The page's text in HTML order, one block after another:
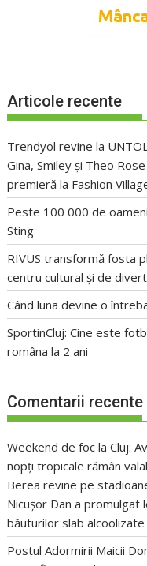
Articole recente
Trendyol revine la
Gina, Smiley și Theo
premieră la Fashion
Peste 100 000 de
Sting
RIVUS transformă fosta
centru cultural și de
Când luna devine o
SportinCluj: Cine este
româna la 2 ani
Comentarii recente
Weekend de foc la Cluj:
nopți tropicale rămân
Berea revine pe
Nicușor Dan a
băuturilor slab alcoolizate
Postul Adormirii Maicii